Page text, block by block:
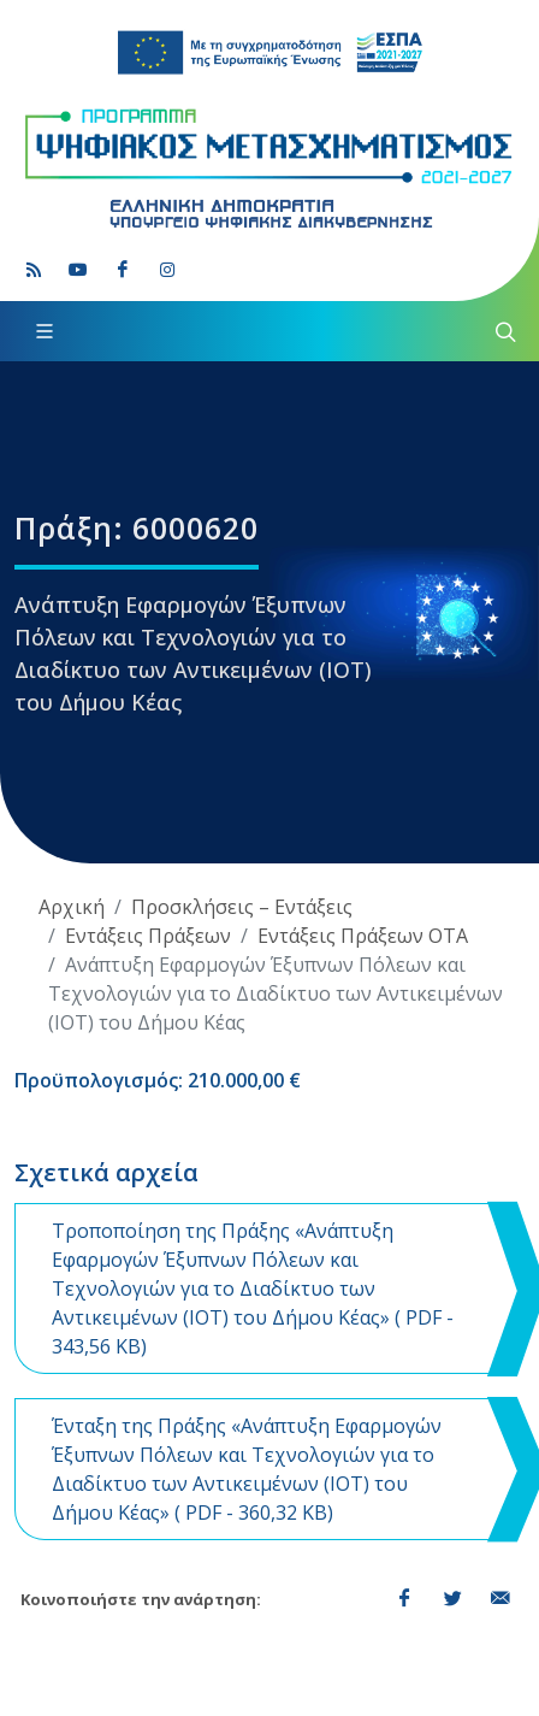
Πράξη: 6000620
Ανάπτυξη Εφαρμογών Έξυπνων
Πόλεων και Τεχνολογιών για το
Διαδίκτυο των Αντικειμένων (ΙΟΤ)
του Δήμου Κέας
Αρχική
Προσκλήσεις – Εντάξεις
Εντάξεις Πράξεων
Εντάξεις Πράξεων ΟΤΑ
Ανάπτυξη Εφαρμογών Έξυπνων Πόλεων και
Τεχνολογιών για το Διαδίκτυο των Αντικειμένων
(ΙΟΤ) του Δήμου Κέας
Προϋπολογισμός: 210.000,00 €
Σχετικά αρχεία
Τροποποίηση της Πράξης «Ανάπτυξη
Εφαρμογών Έξυπνων Πόλεων και
Τεχνολογιών για το Διαδίκτυο των
Αντικειμένων (ΙΟΤ) του Δήμου Κέας» ( PDF-
343,56 KB)
Ένταξη της Πράξης «Ανάπτυξη Εφαρμογών
Έξυπνων Πόλεων και Τεχνολογιών για το
Διαδίκτυο των Αντικειμένων (ΙΟΤ) του
Δήμου Κέας» ( PDF- 360,32 KB)
Κοινοποιήστε την ανάρτηση: